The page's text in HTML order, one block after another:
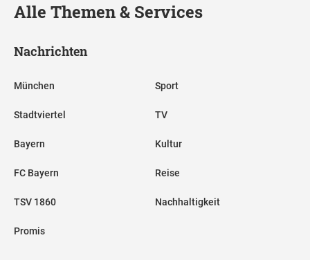
Alle Themen & Services
Nachrichten
München
Stadtviertel
Bayern
FC Bayern
TSV 1860
Promis
Sport
TV
Kultur
Reise
Nachhaltigkeit